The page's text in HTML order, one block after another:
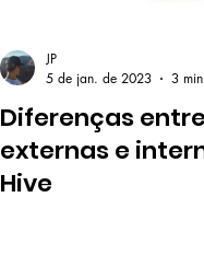
Diferenças
externas e
Hive
JP
5 de jan. de 2023
3